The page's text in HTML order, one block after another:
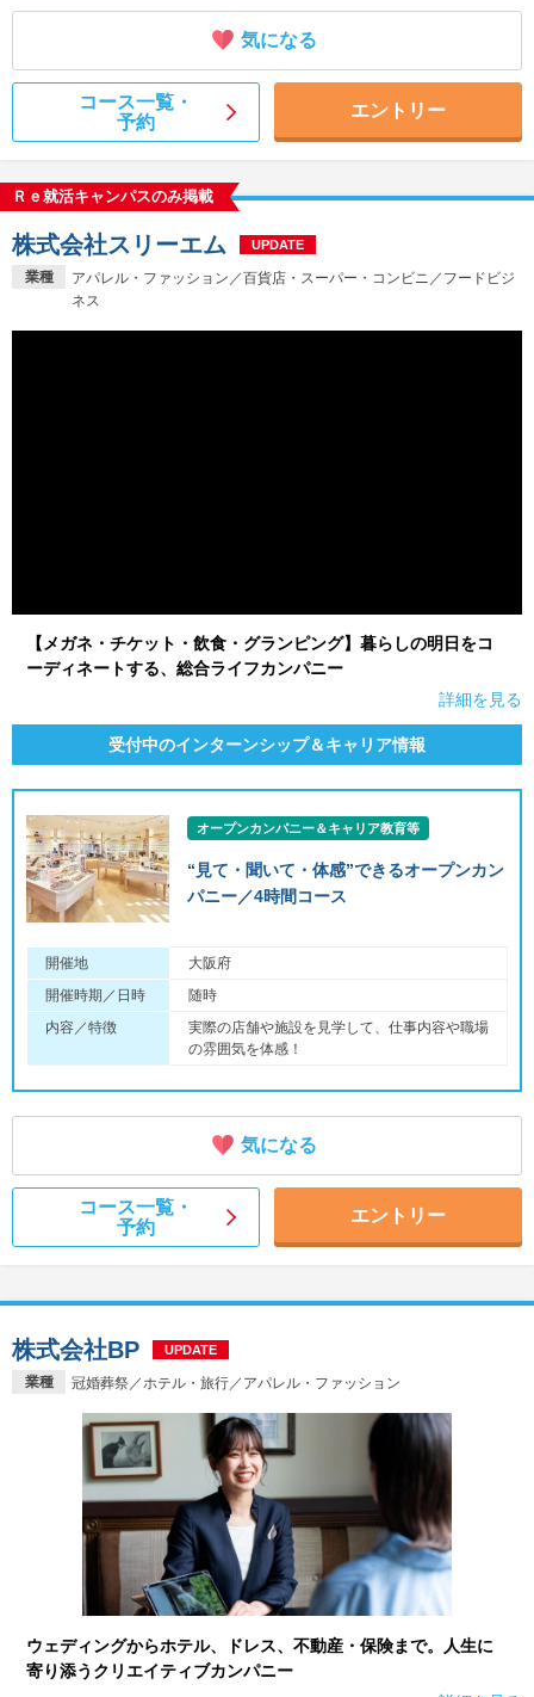
気になる
コース一覧・
予約
エントリー
Ｒｅ就活キャンパスのみ掲載
業種
アパレル・ファッション／百貨店・スーパー・コンビニ／フードビジ
ネス
株式会社スリーエム UPDATE
【メガネ・チケット・飲食・グランピング】暮らしの明日をコ
ーディネートする、総合ライフカンパニー
詳細を見る
受付中のインターンシップ＆キャリア情報
オープンカンパニー＆キャリア教育等
“見て・聞いて・体感”できるオープンカン
パニー／4時間コース
開催地
大阪府
開催時期／日時
随時
内容／特徴
実際の店舗や施設を見学して、仕事内容や職場
の雰囲気を体感！
気になる
コース一覧・
予約
エントリー
業種 冠婚葬祭／ホテル・旅行／アパレル・ファッション
株式会社BP UPDATE
ウェディングからホテル、ドレス、不動産・保険まで。人生に
寄り添うクリエイティブカンパニー